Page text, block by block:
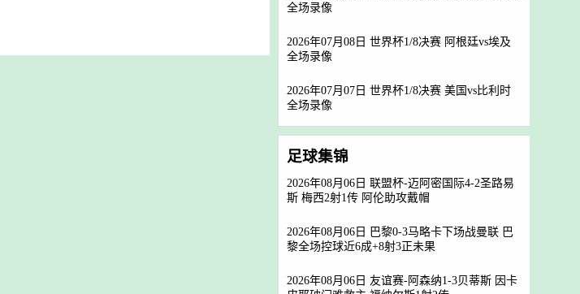
全场录像
2026年07月08日 世界杯1/8决赛 阿根廷vs埃及
全场录像
2026年07月07日 世界杯1/8决赛 美国vs比利时
全场录像
足球集锦
2026年08月06日 联盟杯-迈阿密国际4-2圣路易
斯 梅西2射1传 阿伦助攻戴帽
2026年08月06日 巴黎0-3马略卡下场战曼联 巴
黎全场控球近6成+8射3正未果
2026年08月06日 友谊赛-阿森纳1-3贝蒂斯 因卡